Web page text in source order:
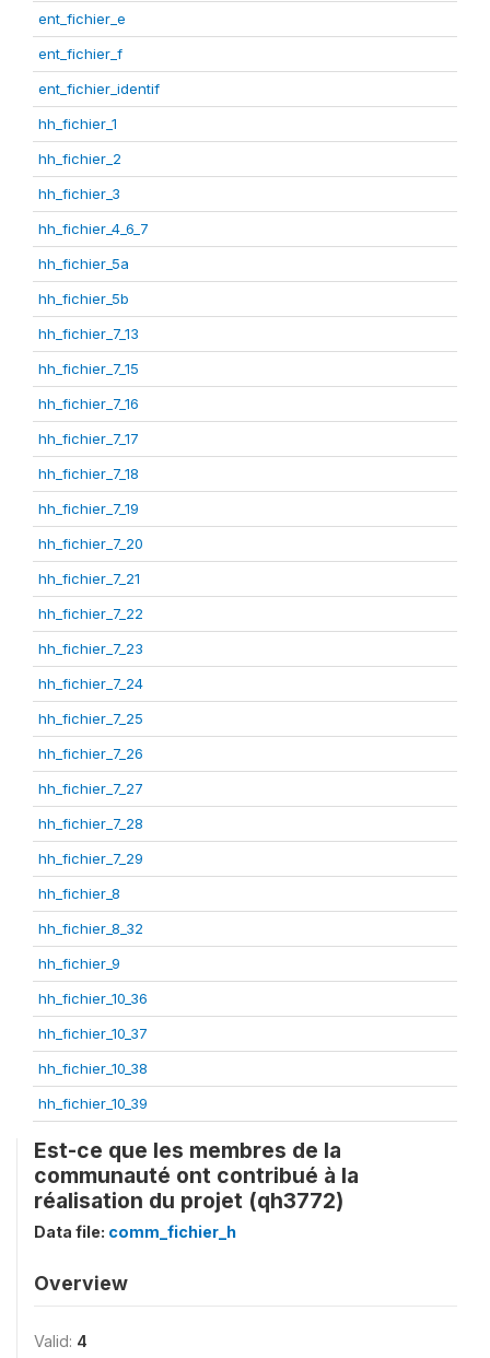
ent_fichier_e
ent_fichier_f
ent_fichier_identif
hh_fichier_1
hh_fichier_2
hh_fichier_3
hh_fichier_4_6_7
hh_fichier_5a
hh_fichier_5b
hh_fichier_7_13
hh_fichier_7_15
hh_fichier_7_16
hh_fichier_7_17
hh_fichier_7_18
hh_fichier_7_19
hh_fichier_7_20
hh_fichier_7_21
hh_fichier_7_22
hh_fichier_7_23
hh_fichier_7_24
hh_fichier_7_25
hh_fichier_7_26
hh_fichier_7_27
hh_fichier_7_28
hh_fichier_7_29
hh_fichier_8
hh_fichier_8_32
hh_fichier_9
hh_fichier_10_36
hh_fichier_10_37
hh_fichier_10_38
hh_fichier_10_39
Est-ce que les membres de la
communauté ont contribué à la
réalisation du projet (qh3772)
Data file: comm_fichier_h
Overview
Valid: 4